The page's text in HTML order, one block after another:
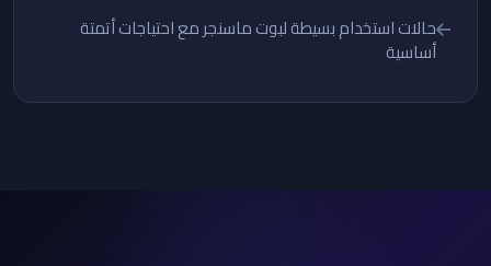
حالات استخدام بسيطة لبوت ماسنجر مع احتياجات أتمتة
أساسية